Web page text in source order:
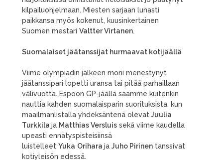
kilpailuohjelmaan. Miesten sarjaan lunasti
paikkansa myös kokenut, kuusinkertainen
Suomen mestari Valtter Virtanen.
Suomalaiset jäätanssijat hurmaavat kotijäällä
Viime olympiadin jälkeen moni menestynyt
jäätanssipari lopetti uransa tai pitää parhaillaan
välivuotta. Espoon GP-jäällä saamme kuitenkin
nauttia kahden suomalaisparin suorituksista, kun
maailmanlistalla yhdeksäntenä olevatJuulia
Turkkila ja Matthias Versluis sekä viime kaudella
upeasti ennätyspisteisiinsä
luistelleet Yuka Orihara ja Juho Pirinen tanssivat
kotiyleisön edessä.